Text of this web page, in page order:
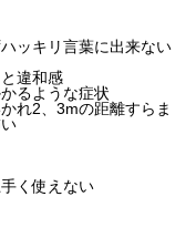
ッキリ言葉に出来ない
違和感
るような症状
れ2、3mの距離すらま
く使えない